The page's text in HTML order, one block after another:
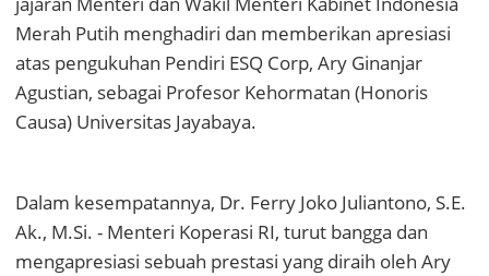
Merah Putih menghadiri dan memberikan apresiasi
atas pengukuhan Pendiri ESQ Corp, Ary Ginanjar
Agustian, sebagai Profesor Kehormatan (Honoris
Causa) Universitas Jayabaya.
Dalam kesempatannya, Dr. Ferry Joko Juliantono, S.E.
Ak., M.Si. - Menteri Koperasi RI, turut bangga dan
mengapresiasi sebuah prestasi yang diraih oleh Ary